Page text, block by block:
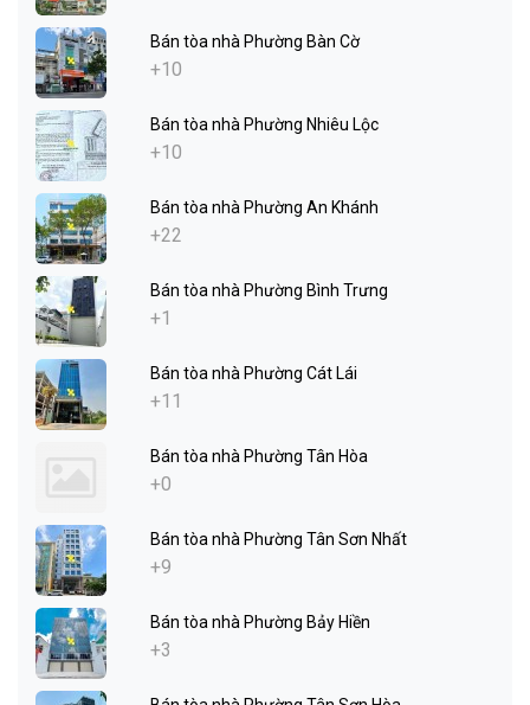
Bán tòa nhà Phường Bàn Cờ
+10
Bán tòa nhà Phường Nhiêu Lộc
+10
Bán tòa nhà Phường An Khánh
+22
Bán tòa nhà Phường Bình Trưng
+1
Bán tòa nhà Phường Cát Lái
+11
Bán tòa nhà Phường Tân Hòa
+0
Bán tòa nhà Phường Tân Sơn Nhất
+9
Bán tòa nhà Phường Bảy Hiền
+3